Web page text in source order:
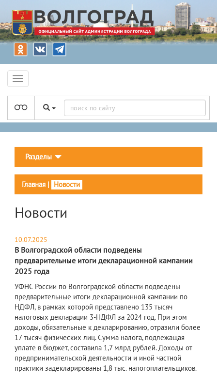
Разделы
Главная | Новости
Новости
10.07.2025
В Волгоградской области подведены
предварительные итоги декларационной кампании
2025 года
УФНС России по Волгоградской области подведены
предварительные итоги декларационной кампании по
НДФЛ, в рамках которой представлено 135 тысяч
налоговых декларации 3-НДФЛ за 2024 год. При этом
доходы, обязательные к декларированию, отразили более
17 тысяч физических лиц. Сумма налога, подлежащая
уплате в бюджет, составила 1,7 млрд рублей. Доходы от
предпринимательской деятельности и иной частной
практики задекларированы 1,8 тыс. налогоплательщиков.